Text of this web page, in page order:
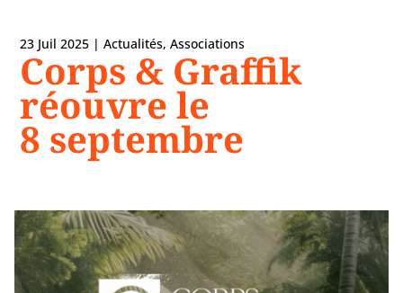
23 Juil 2025 |Actualités,Associations
Corps & Graffik
réouvre le
8 septembre